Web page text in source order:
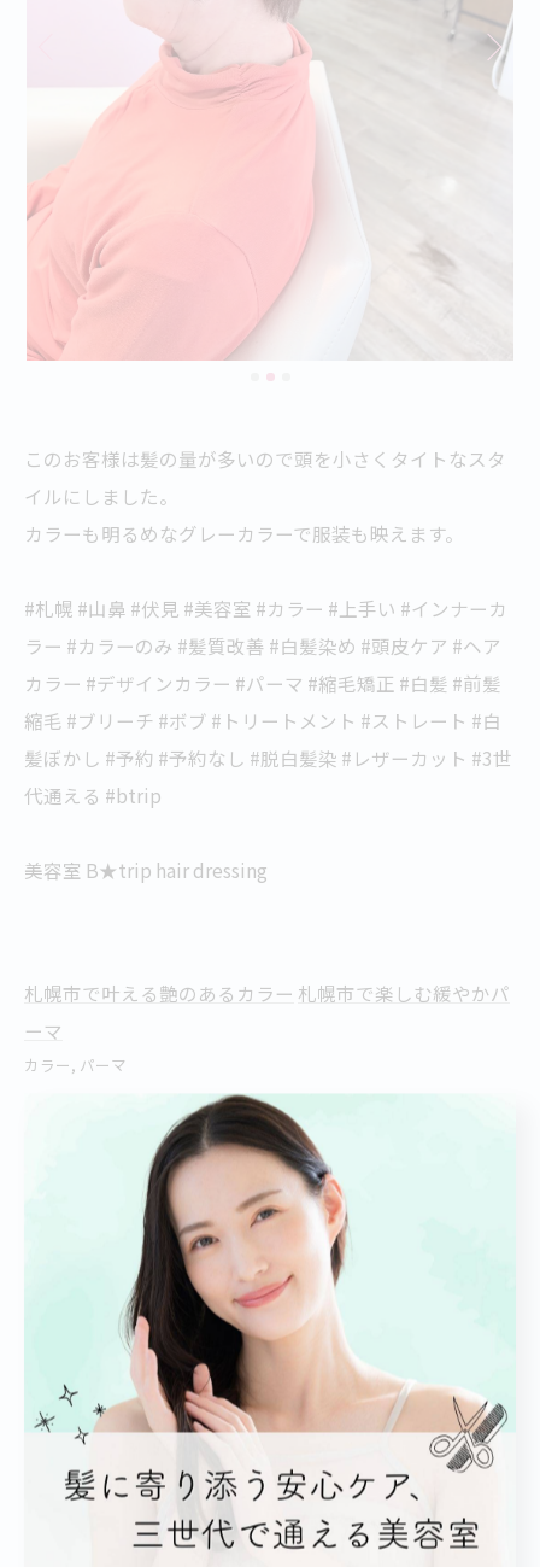
このお客様は髪の量が多いので頭を小さくタイトなスタ
イルにしました。
カラーも明るめなグレーカラーで服装も映えます。
#札幌 #山鼻 #伏見 #美容室 #カラー #上手い #インナーカ
ラー #カラーのみ #髪質改善 #白髪染め #頭皮ケア #ヘア
カラー #デザインカラー #パーマ #縮毛矯正 #白髪 #前髪
縮毛 #ブリーチ #ボブ #トリートメント #ストレート #白
髪ぼかし #予約 #予約なし #脱白髪染 #レザーカット #3世
代通える #btrip
美容室 B★trip hair dressing
札幌市で叶える艶のあるカラー 札幌市で楽しむ緩やかパ
ーマ
カラー パーマ
一覧に戻る
関連タグ
#美容室 #白髪染め #デザインカラー
#ボブ #トリートメント
カテゴリー Categories